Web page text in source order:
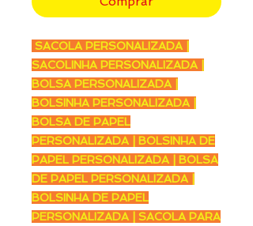
SACOLA PERSONALIZADA |
SACOLINHA PERSONALIZADA |
BOLSA PERSONALIZADA |
BOLSINHA PERSONALIZADA |
BOLSA DE PAPEL
PERSONALIZADA | BOLSINHA DE
PAPEL PERSONALIZADA | BOLSA
DE PAPEL PERSONALIZADA |
BOLSINHA DE PAPEL
PERSONALIZADA | SACOLA PARA